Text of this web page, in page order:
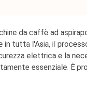
da caffè ad
tutta l'Asia, il
elettrica e la
essenziale. È